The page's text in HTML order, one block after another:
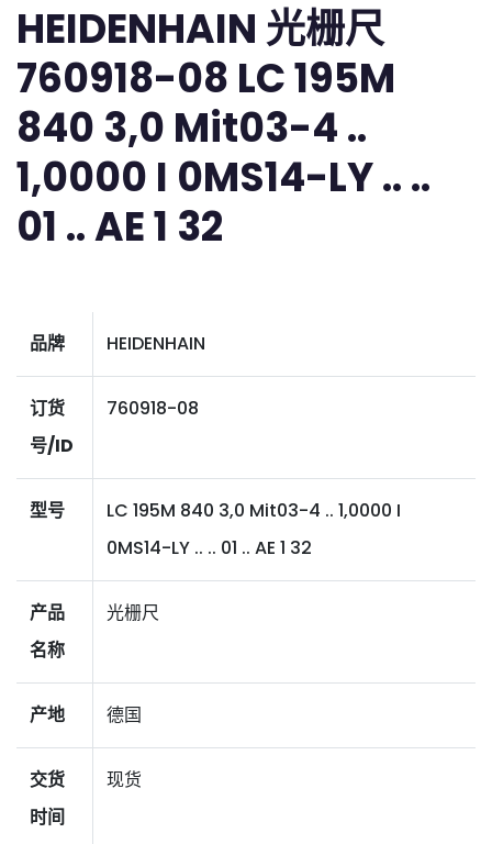
HEIDENHAIN 光栅尺
760918-08 LC 195M
840 3,0 Mit03-4 ..
1,0000 I 0MS14-LY .. ..
01 .. AE 1 32
品牌 HEIDENHAIN
订货
号/ID
760918-08
型号
LC 195M 840 3,0 Mit03-4 .. 1,0000 I
0MS14-LY .. .. 01 .. AE 1 32
产品
名称
光栅尺
产地 德国
交货
时间
现货